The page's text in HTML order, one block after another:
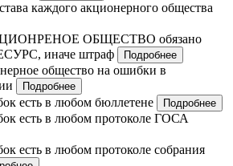
каждого акционерного общества
ОБЩЕСТВО обязано
иначе штраф
Подробнее
общество на ошибки в
Подробнее
есть в любом бюллетене Подробнее
есть в любом протоколе ГОСА
есть в любом протоколе собрания